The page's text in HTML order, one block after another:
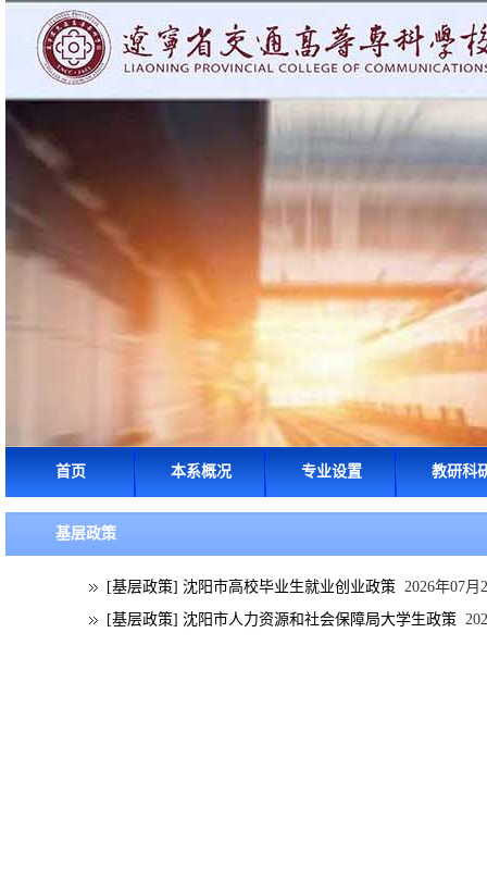
首页 本系概况 专业设置 教研科
基层政策
[基层政策] 沈阳市高校毕业生就业创业政策 2026年07月
[基层政策] 沈阳市人力资源和社会保障局大学生政策